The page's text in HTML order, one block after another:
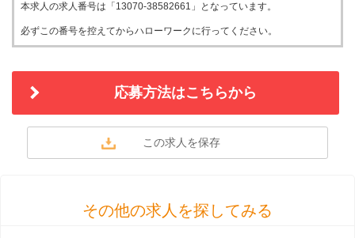
本求人の求人番号は「13070-38582661」となっています。
必ずこの番号を控えてからハローワークに行ってください。
応募方法はこちらから
その他の求人を探してみる